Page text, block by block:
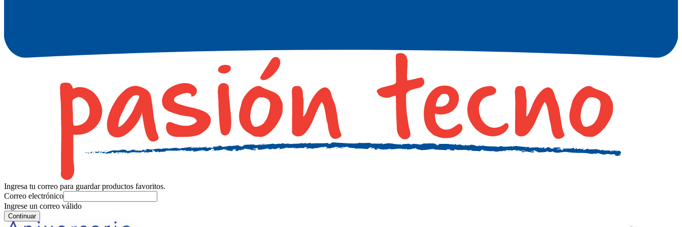
Ingresa tu correo para guardar productos favoritos.
Correo electrónico
Ingrese un correo válido
Continuar